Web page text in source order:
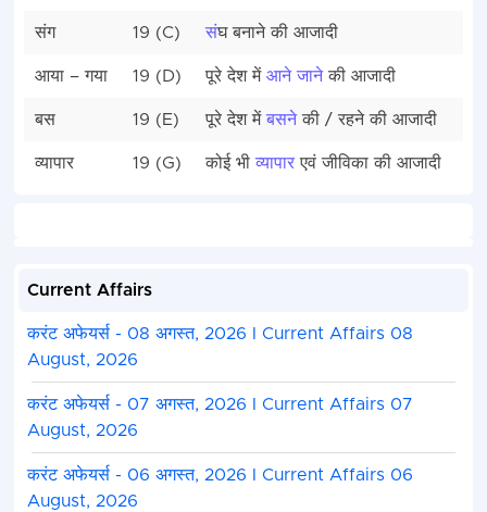
संग 19 (C) संघ बनाने की आजादी
आया – गया 19 (D) पूरे देश में आने जानेकी आजादी
बस 19 (E) पूरे देश में बसनेकी / रहने की आजादी
व्यापार 19 (G) कोई भी व्यापारएवं जीविका की आजादी
Current Affairs
करंट अफेयर्स - 08 अगस्त, 2026 I Current Affairs 08
August, 2026
करंट अफेयर्स - 07 अगस्त, 2026 I Current Affairs 07
August, 2026
करंट अफेयर्स - 06 अगस्त, 2026 I Current Affairs 06
August, 2026